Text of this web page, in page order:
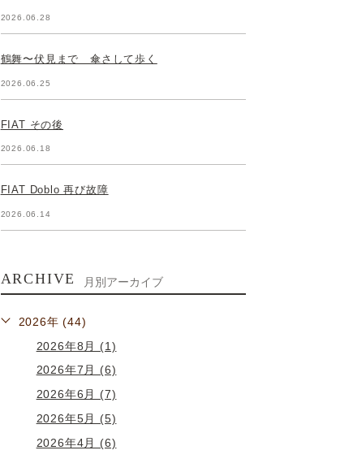
2026.06.28
鶴舞〜伏見まで 傘さして歩く
2026.06.25
FIAT その後
2026.06.18
FIAT Doblo 再び故障
2026.06.14
ARCHIVE 月別アーカイブ
2026年 (44)
2026年8月 (1)
2026年7月 (6)
2026年6月 (7)
2026年5月 (5)
2026年4月 (6)